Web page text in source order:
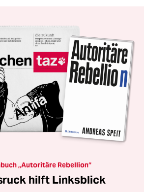
„Autoritäre Rebellion“
hilft Linksblick